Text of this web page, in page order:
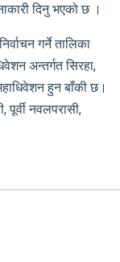
दिनु भएको छ ।
गर्ने तालिका
अन्तर्गत सिरहा,
महाधिवेशन हुन बाँकी छ।
नवलपरासी,